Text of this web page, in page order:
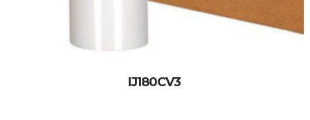
IJ180CV3